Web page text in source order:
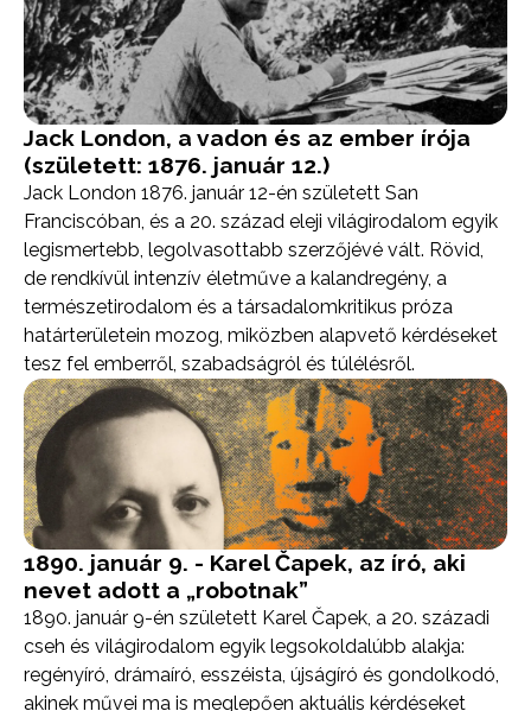
Jack London, a vadon és az ember írója
(született: 1876. január 12.)
Jack London 1876. január 12-én született San
Franciscóban, és a 20. század eleji világirodalom egyik
legismertebb, legolvasottabb szerzőjévé vált. Rövid,
de rendkívül intenzív életműve a kalandregény, a
természetirodalom és a társadalomkritikus próza
határterületein mozog, miközben alapvető kérdéseket
tesz fel emberről, szabadságról és túlélésről.
1890. január 9. - Karel Čapek, az író, aki
nevet adott a „robotnak”
1890. január 9-én született Karel Čapek, a 20. századi
cseh és világirodalom egyik legsokoldalúbb alakja:
regényíró, drámaíró, esszéista, újságíró és gondolkodó,
akinek művei ma is meglepően aktuális kérdéseket